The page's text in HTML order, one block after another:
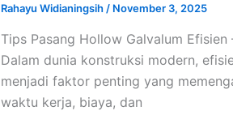
Rahayu Widianingsih / November 3, 2025
Tips Pasang Hollow Galvalum Efisien
Dalam dunia konstruksi modern,
menjadi faktor penting yang
waktu kerja, biaya, dan